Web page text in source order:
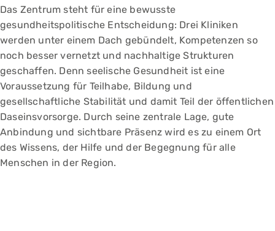
Das Zentrum steht für eine bewusste
gesundheitspolitische Entscheidung: Drei Kliniken
werden unter einem Dach gebündelt, Kompetenzen so
noch besser vernetzt und nachhaltige Strukturen
geschaffen. Denn seelische Gesundheit ist eine
Voraussetzung für Teilhabe, Bildung und
gesellschaftliche Stabilität und damit Teil der öffentlichen
Daseinsvorsorge. Durch seine zentrale Lage, gute
Anbindung und sichtbare Präsenz wird es zu einem Ort
des Wissens, der Hilfe und der Begegnung für alle
Menschen in der Region.